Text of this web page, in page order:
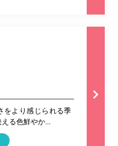
をより感じられる季
る色鮮やか...